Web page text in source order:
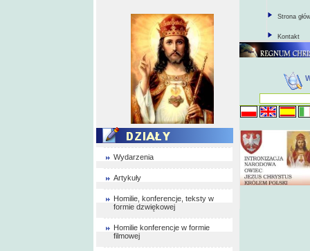
Wydarzenia
Artykuły
Homilie, konferencje, teksty w
formie dzwiękowej
Homilie konferencje w formie
filmowej
Strona
Kontakt